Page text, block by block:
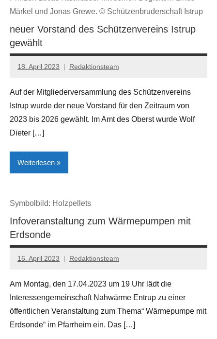
Märkel und Jonas Grewe. © Schützenbruderschaft Istrup
neuer Vorstand des Schützenvereins Istrup
gewählt
18. April 2023 Redaktionsteam
Auf der Mitgliederversammlung des Schützenvereins
Istrup wurde der neue Vorstand für den Zeitraum von
2023 bis 2026 gewählt. Im Amt des Oberst wurde Wolf
Dieter […]
Weiterlesen
Höxter
Kultur
Lokales
Symbolbild: Holzpellets
Infoveranstaltung zum Wärmepumpen mit
Erdsonde
16. April 2023 Redaktionsteam
Am Montag, den 17.04.2023 um 19 Uhr lädt die
Interessengemeinschaft Nahwärme Entrup zu einer
öffentlichen Veranstaltung zum Thema“ Wärmepumpe mit
Erdsonde“ im Pfarrheim ein. Das […]